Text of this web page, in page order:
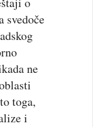
svedoče
ne
toga,
i